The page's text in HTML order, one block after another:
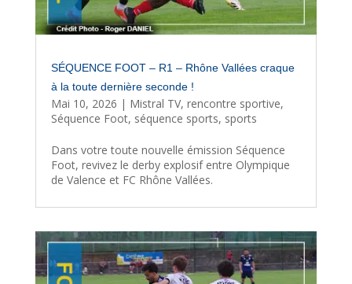
SÉQUENCE FOOT – R1 – Rhône Vallées craque
à la toute dernière seconde !
Mai 10, 2026 | Mistral TV, rencontre sportive,
Séquence Foot, séquence sports, sports
Dans votre toute nouvelle émission Séquence
Foot, revivez le derby explosif entre Olympique
de Valence et FC Rhône Vallées.